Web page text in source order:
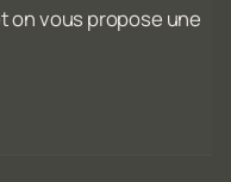
on vous propose une